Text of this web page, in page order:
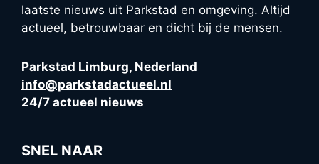
laatste nieuws uit Parkstad en omgeving. Altijd
actueel, betrouwbaar en dicht bij de mensen.
Parkstad Limburg, Nederland
info@parkstadactueel.nl
24/7 actueel nieuws
SNEL NAAR